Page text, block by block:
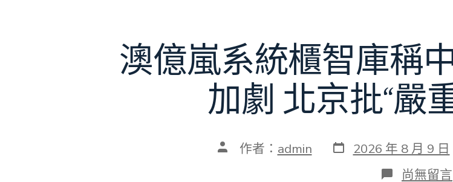
澳億嵐系統櫃智庫稱
加劇 北京批“嚴
文 作者： admin 發
表
2026 年 8 月 9 日
在
尚無留言